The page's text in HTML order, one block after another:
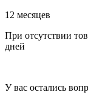
12 месяцев
При отсутствии
дней
У вас остались